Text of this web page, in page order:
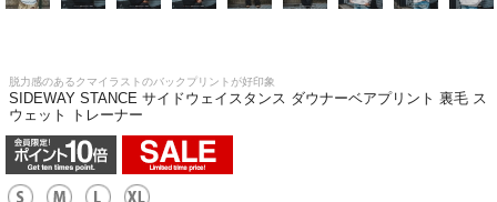
脱力感のあるクマイラストのバックプリントが好印象
SIDEWAY STANCE サイドウェイスタンス ダウナーベアプリント 裏毛 ス
ウェット トレーナー